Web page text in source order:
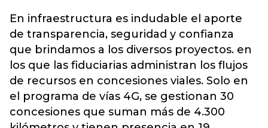
En infraestructura es indudable el aporte
de transparencia, seguridad y confianza
que brindamos a los diversos proyectos. en
los que las fiduciarias administran los flujos
de recursos en concesiones viales. Solo en
el programa de vías 4G, se gestionan 30
concesiones que suman más de 4.300